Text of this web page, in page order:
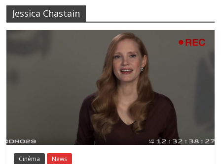
Jessica Chastain
Cinéma News